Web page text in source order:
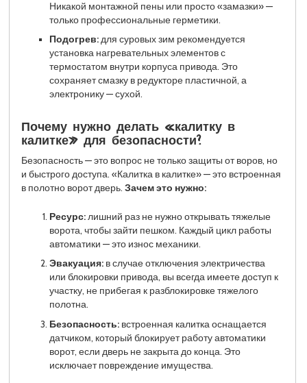
Никакой монтажной пены или просто «замазки» —
только профессиональные герметики.
Подогрев:для суровых зим рекомендуется
установка нагревательных элементов с
термостатом внутри корпуса привода. Это
сохраняет смазку в редукторе пластичной, а
электронику — сухой.
Почему нужно делать «калитку в
калитке» для безопасности?
Безопасность — это вопрос не только защиты от воров, но
и быстрого доступа. «Калитка в калитке» — это встроенная
в полотно ворот дверь.Зачем это нужно:
Ресурс:лишний раз не нужно открывать тяжелые
ворота, чтобы зайти пешком. Каждый цикл работы
автоматики — это износ механики.
Эвакуация:в случае отключения электричества
или блокировки привода, вы всегда имеете доступ к
участку, не прибегая к разблокировке тяжелого
полотна.
Безопасность:встроенная калитка оснащается
датчиком, который блокирует работу автоматики
ворот, если дверь не закрыта до конца. Это
исключает повреждение имущества.